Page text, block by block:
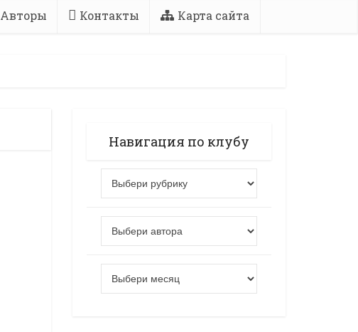
Авторы Контакты Карта сайта
Навигация по клубу